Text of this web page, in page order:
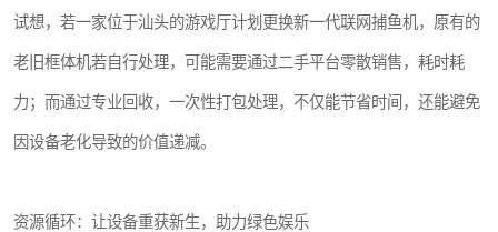
试想，若一家位于汕头的游戏厅计划更换新一代联网捕鱼机，原有的
老旧框体机若自行处理，可能需要通过二手平台零散销售，耗时耗
力；而通过专业回收，一次性打包处理，不仅能节省时间，还能避免
因设备老化导致的价值递减。
资源循环：让设备重获新生，助力绿色娱乐